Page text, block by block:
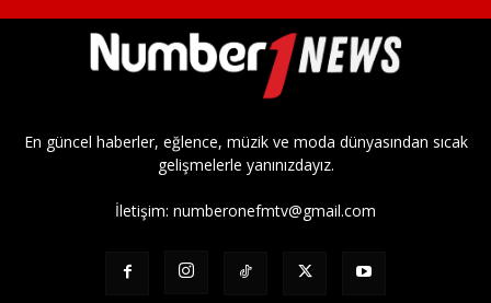
En güncel haberler, eğlence, müzik ve moda dünyasından sıcak
gelişmelerle yanınızdayız.
İletişim: numberonefmtv@gmail.com